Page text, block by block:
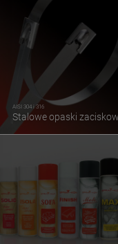
AISI 304 i 316
Stalowe opaski